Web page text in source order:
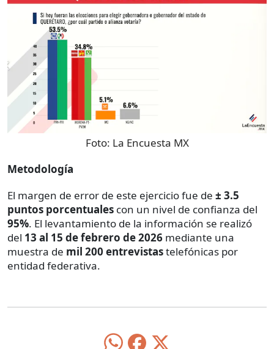
Foto: La Encuesta MX
Metodología
El margen de error de este ejercicio fue de ± 3.5
puntos porcentuales con un nivel de confianza del
95%. El levantamiento de la información se realizó
del 13 al 15 de febrero de 2026 mediante una
muestra de mil 200 entrevistastelefónicas por
entidad federativa.